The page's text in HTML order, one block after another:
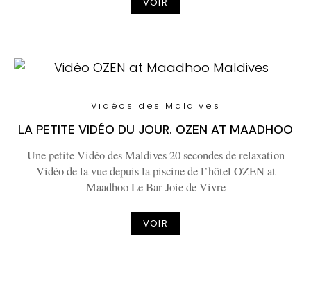
Vidéos des Maldives
LA PETITE VIDÉO DU JOUR. OZEN AT MAADHOO
Une petite Vidéo des Maldives 20 secondes de relaxation
Vidéo de la vue depuis la piscine de l’hôtel OZEN at
Maadhoo Le Bar Joie de Vivre
VOIR